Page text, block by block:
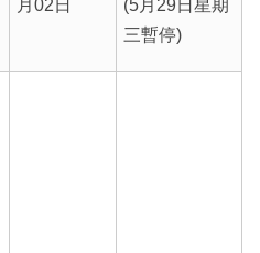
月02日
(5月29日星期
三暫停)